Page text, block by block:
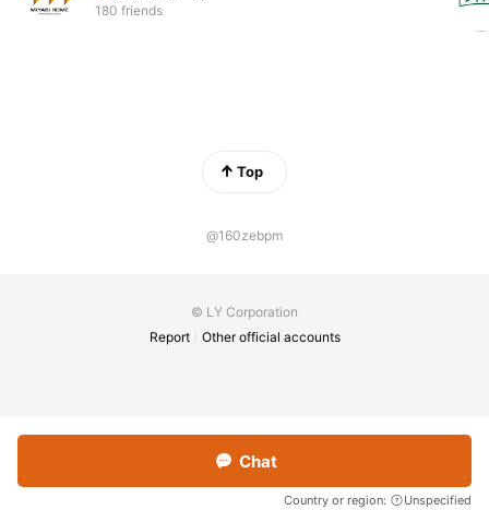
180 friends
Top
@160zebpm
© LY Corporation
Report
Other official accounts
Chat
Country or region: Unspecified